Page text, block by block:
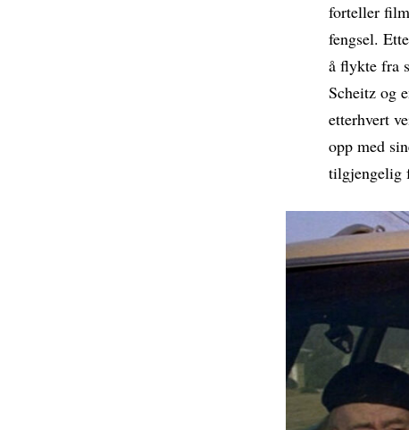
forteller
fengsel.
å flykte fra
Scheitz og
etterhvert
opp med
tilgjengelig